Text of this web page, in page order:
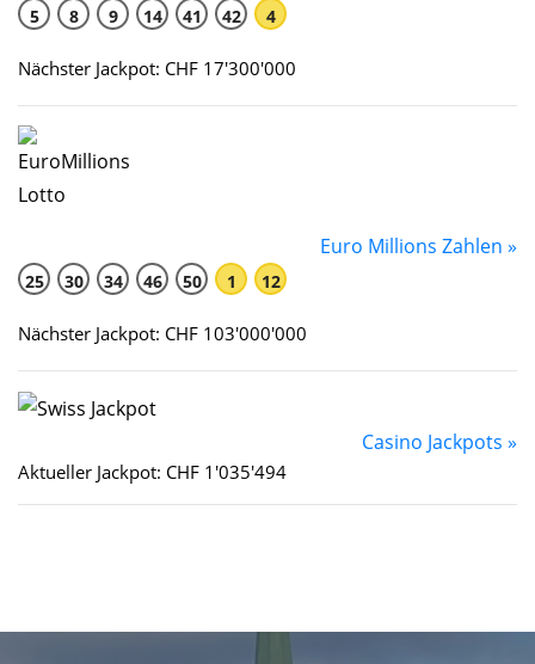
5 8 9 14 41 42 4
Nächster Jackpot: CHF 17'300'000
Euro Millions Zahlen »
25 30 34 46 50 1 12
Nächster Jackpot: CHF 103'000'000
Casino Jackpots »
Aktueller Jackpot: CHF 1'035'494